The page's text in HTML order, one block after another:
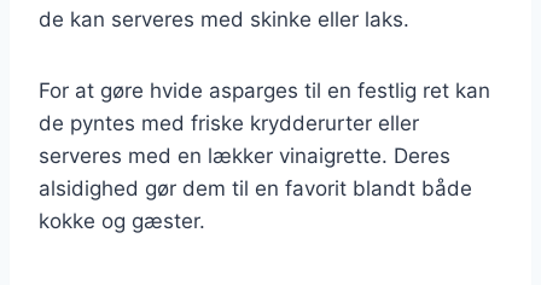
de kan serveres med skinke eller laks.
For at gøre hvide asparges til en festlig ret kan
de pyntes med friske krydderurter eller
serveres med en lækker vinaigrette. Deres
alsidighed gør dem til en favorit blandt både
kokke og gæster.